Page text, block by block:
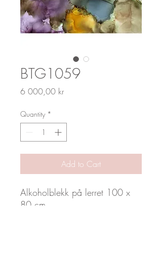
BTG1059
6 000,00 krPrice
Quantity *
Add to Cart
Alkoholblekk på lerret 100 x
80 cm